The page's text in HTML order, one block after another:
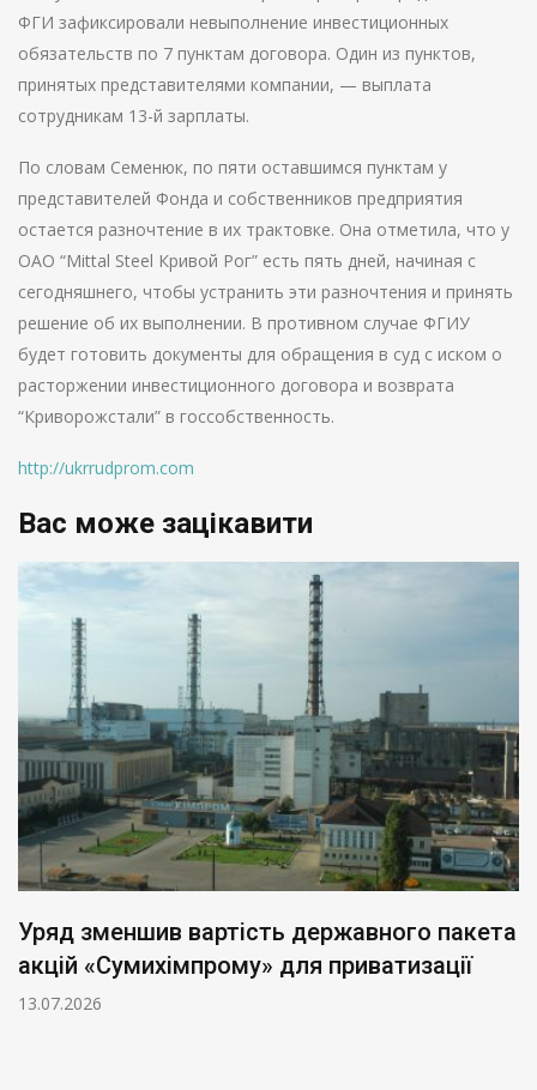
ФГИ зафиксировали невыполнение инвестиционных
обязательств по 7 пунктам договора. Один из пунктов,
принятых представителями компании, — выплата
сотрудникам 13-й зарплаты.
По словам Семенюк, по пяти оставшимся пунктам у
представителей Фонда и собственников предприятия
остается разночтение в их трактовке. Она отметила, что у
ОАО “Mittal Steel Кривой Рог” есть пять дней, начиная с
сегодняшнего, чтобы устранить эти разночтения и принять
решение об их выполнении. В противном случае ФГИУ
будет готовить документы для обращения в суд с иском о
расторжении инвестиционного договора и возврата
“Криворожстали” в госсобственность.
http://ukrrudprom.com
Вас може зацікавити
Уряд зменшив вартість державного пакета
акцій «Сумихімпрому» для приватизації
13.07.2026